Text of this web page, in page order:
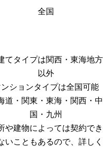
全国
てタイプは関西・東海地方
以外
ンションタイプは全国可能
道・関東・東海・関西・中
国・九州
や建物によっては契約でき
いこともあるので、詳しく